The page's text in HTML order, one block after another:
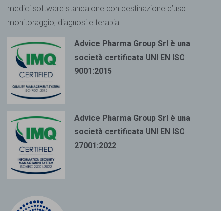
medici software standalone con destinazione d’uso
monitoraggio, diagnosi e terapia.
Advice Pharma Group Srl è una
società certificata UNI EN ISO
9001:2015
Advice Pharma Group Srl è una
società certificata UNI EN ISO
27001:2022